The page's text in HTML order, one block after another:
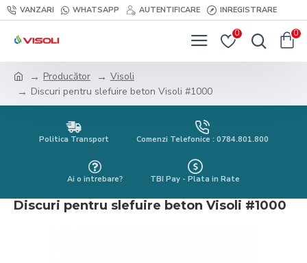
VANZARI WHATSAPP AUTENTIFICARE INREGISTRARE
0 0
Producător
Visoli
Discuri pentru slefuire beton Visoli #1000
Politica Transport Comenzi Telefonice : 0784.801.800
Ai o intrebare? TBI Pay - Plata in Rate
Discuri pentru slefuire beton Visoli #1000